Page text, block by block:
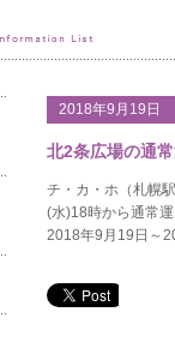
2018年9月19日
北2条広場の通
チ・カ・ホ（札幌
(水)18時から通常
2018年9月19日～